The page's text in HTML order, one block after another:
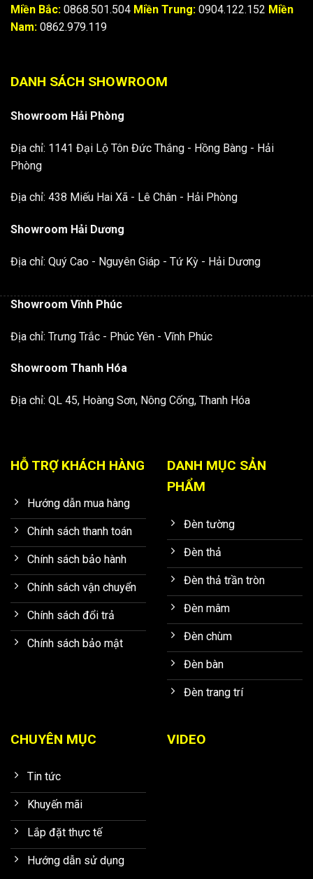
Miền Bắc: 0868.501.504 Miền Trung: 0904.122.152 Miền
Nam: 0862.979.119
DANH SÁCH SHOWROOM
Showroom Hải Phòng
Địa chỉ: 1141 Đại Lộ Tôn Đức Thắng - Hồng Bàng - Hải
Phòng
Địa chỉ: 438 Miếu Hai Xã - Lê Chân - Hải Phòng
Showroom Hải Dương
Địa chỉ: Quý Cao - Nguyên Giáp - Tứ Kỳ - Hải Dương
Showroom Vĩnh Phúc
Địa chỉ: Trưng Trắc - Phúc Yên - Vĩnh Phúc
Showroom Thanh Hóa
Địa chỉ: QL 45, Hoàng Sơn, Nông Cống, Thanh Hóa
HỖ TRỢ KHÁCH HÀNG
Hướng dẫn mua hàng
Chính sách thanh toán
Chính sách bảo hành
Chính sách vận chuyển
Chính sách đổi trả
Chính sách bảo mật
DANH MỤC SẢN
PHẨM
Đèn tường
Đèn thả
Đèn thả trần tròn
Đèn mâm
Đèn chùm
Đèn bàn
Đèn trang trí
CHUYÊN MỤC
Tin tức
Khuyến mãi
Lắp đặt thực tế
Hướng dẫn sử dụng
VIDEO